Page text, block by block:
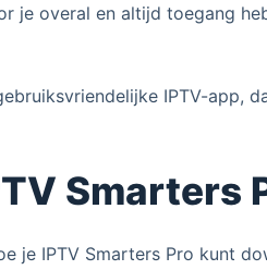
je overal en altijd toegang
IPTV-app,
Smarters
je IPTV Smarters Pro kunt